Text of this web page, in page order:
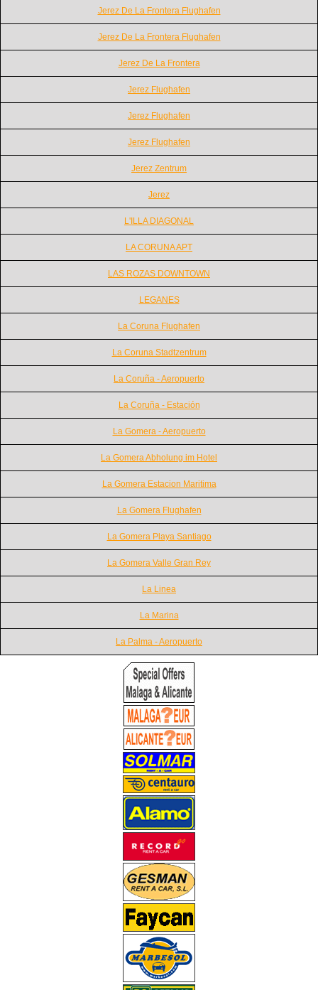
Jerez De La Frontera Flughafen
Jerez De La Frontera Flughafen
Jerez De La Frontera
Jerez Flughafen
Jerez Flughafen
Jerez Flughafen
Jerez Zentrum
Jerez
L'ILLA DIAGONAL
LA CORUNA APT
LAS ROZAS DOWNTOWN
LEGANES
La Coruna Flughafen
La Coruna Stadtzentrum
La Coruña - Aeropuerto
La Coruña - Estación
La Gomera - Aeropuerto
La Gomera Abholung im Hotel
La Gomera Estacion Maritima
La Gomera Flughafen
La Gomera Playa Santiago
La Gomera Valle Gran Rey
La Linea
La Marina
La Palma - Aeropuerto